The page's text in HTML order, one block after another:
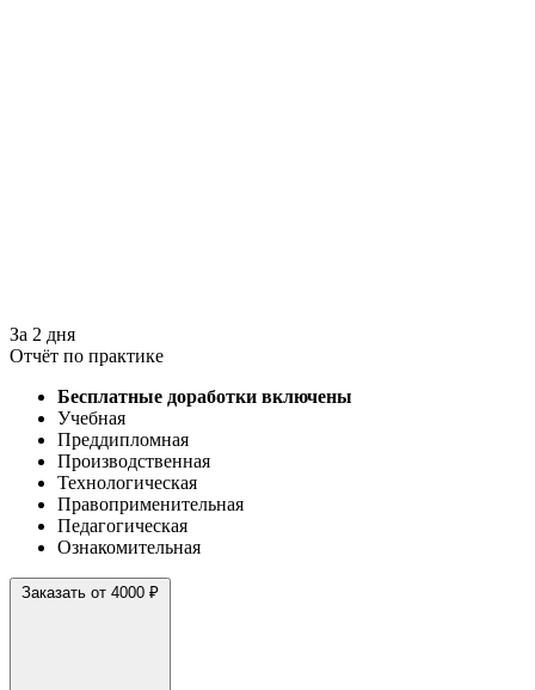
За 2 дня
Отчёт по практике
Бесплатные доработки включены
Учебная
Преддипломная
Производственная
Технологическая
Правоприменительная
Педагогическая
Ознакомительная
Заказать от 4000 ₽